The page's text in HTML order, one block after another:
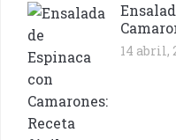
14 abril,